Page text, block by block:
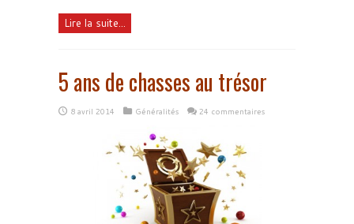
Lire la suite...
5 ans de chasses au trésor
8 avril 2014 Généralités 24 commentaires